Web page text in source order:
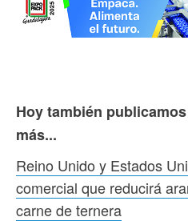
Hoy también
más...
Reino Unido y Estados
comercial que reducirá
carne de ternera